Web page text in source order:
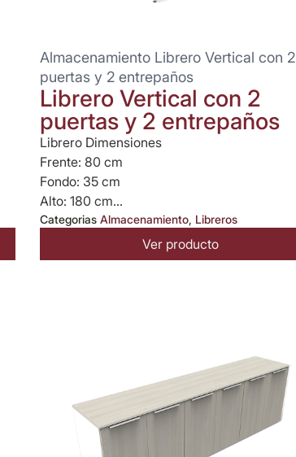
Almacenamiento Librero Vertical con 2
puertas y 2 entrepaños
Librero Vertical con 2
puertas y 2 entrepaños
Librero Dimensiones
Frente: 80 cm
Fondo: 35 cm
Alto: 180 cm...
Categorias Almacenamiento, Libreros
Ver producto